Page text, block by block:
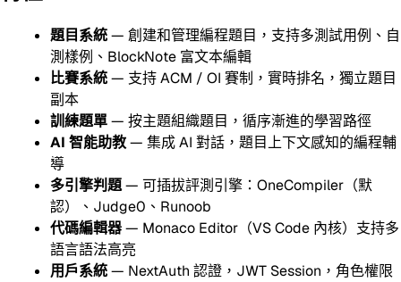
題目系統— 創建和管理編程題目，支持多測試用例、自
測樣例、BlockNote 富文本編輯
比賽系統— 支持 ACM / OI 賽制，實時排名，獨立題目
副本
訓練題單— 按主題組織題目，循序漸進的學習路徑
AI 智能助教— 集成 AI 對話，題目上下文感知的編程輔
導
多引擎判題— 可插拔評測引擎：OneCompiler（默
認）、Judge0、Runoob
代碼編輯器— Monaco Editor（VS Code 內核）支持多
語言語法高亮
用戶系統— NextAuth 認證，JWT Session，角色權限